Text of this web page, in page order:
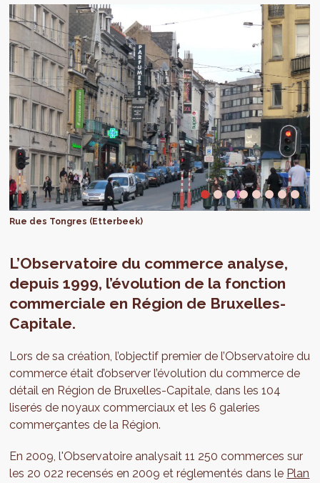
Rue des Tongres (Etterbeek)
L’Observatoire du commerce analyse,
depuis 1999, l’évolution de la fonction
commerciale en Région de Bruxelles-
Capitale.
Lors de sa création, l’objectif premier de l’Observatoire du
commerce était d’observer l’évolution du commerce de
détail en Région de Bruxelles-Capitale, dans les 104
liserés de noyaux commerciaux et les 6 galeries
commerçantes de la Région.
En 2009, l'Observatoire analysait 11 250 commerces sur
les 20 022 recensés en 2009 et réglementés dans le Plan